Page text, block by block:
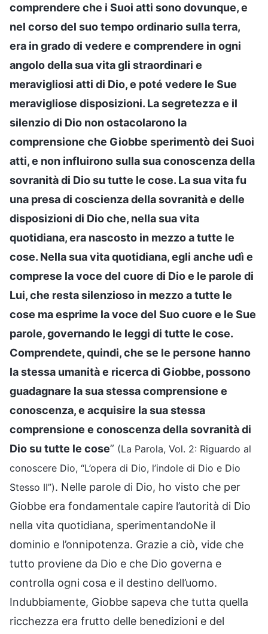
comprendere che i Suoi atti sono dovunque, e
nel corso del suo tempo ordinario sulla terra,
era in grado di vedere e comprendere in ogni
angolo della sua vita gli straordinari e
meravigliosi atti di Dio, e poté vedere le Sue
meravigliose disposizioni. La segretezza e il
silenzio di Dio non ostacolarono la
comprensione che Giobbe sperimentò dei Suoi
atti, e non influirono sulla sua conoscenza della
sovranità di Dio su tutte le cose. La sua vita fu
una presa di coscienza della sovranità e delle
disposizioni di Dio che, nella sua vita
quotidiana, era nascosto in mezzo a tutte le
cose. Nella sua vita quotidiana, egli anche udì e
comprese la voce del cuore di Dio e le parole di
Lui, che resta silenzioso in mezzo a tutte le
cose ma esprime la voce del Suo cuore e le Sue
parole, governando le leggi di tutte le cose.
Comprendete, quindi, che se le persone hanno
la stessa umanità e ricerca di Giobbe, possono
guadagnare la sua stessa comprensione e
conoscenza, e acquisire la sua stessa
comprensione e conoscenza della sovranità di
Dio su tutte le cose” (La Parola, Vol. 2: Riguardo al
conoscere Dio, “L’opera di Dio, l’indole di Dio e Dio
Stesso II”). Nelle parole di Dio, ho visto che per
Giobbe era fondamentale capire l’autorità di Dio
nella vita quotidiana, sperimentandoNe il
dominio e l’onnipotenza. Grazie a ciò, vide che
tutto proviene da Dio e che Dio governa e
controlla ogni cosa e il destino dell’uomo.
Indubbiamente, Giobbe sapeva che tutta quella
ricchezza era frutto delle benedizioni e del